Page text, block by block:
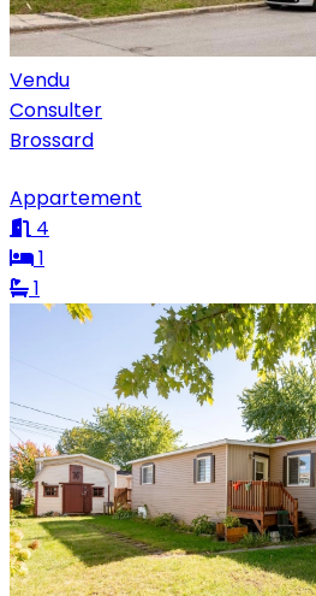
Vendu
Consulter
Brossard
Appartement
4
1
1